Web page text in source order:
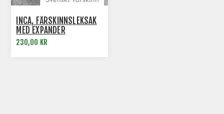
INCA, FÅRSKINNSLEKSAK
MED EXPANDER
230,00 KR